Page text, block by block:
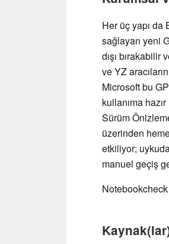
Her üç yapı
sağlayan yeni
dışı
ve YZ
Microsoft bu
kullanıma
Sürüm
üzerinden
etkiliyor;
manuel geçiş
Notebookcheck